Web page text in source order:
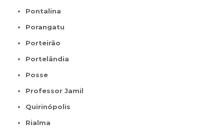
Pontalina
Porangatu
Porteirão
Portelândia
Posse
Professor Jamil
Quirinópolis
Rialma